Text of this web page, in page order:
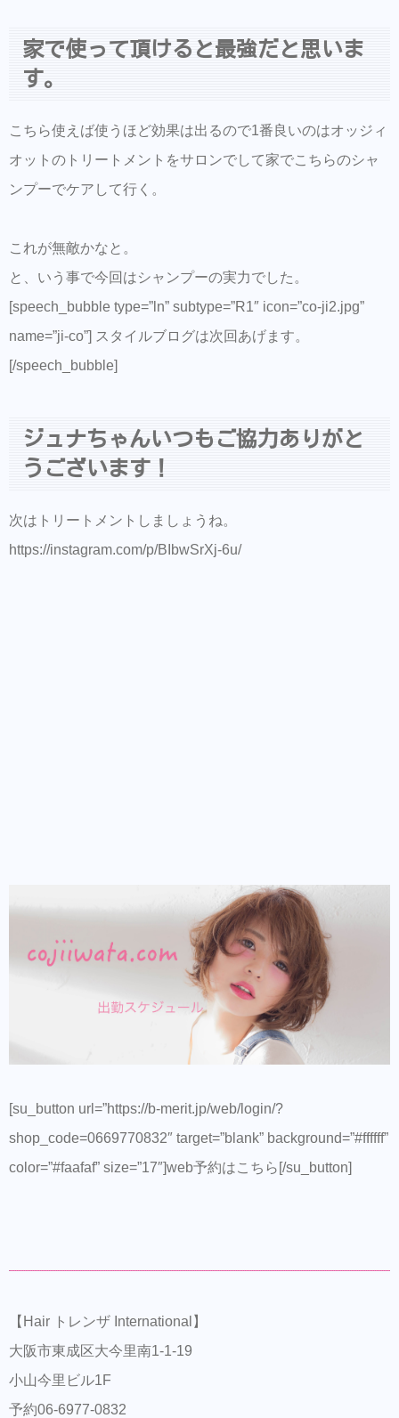
家で使って頂けると最強だと思いま
す。
こちら使えば使うほど効果は出るので1番良いのはオッジィ
オットのトリートメントをサロンでして家でこちらのシャ
ンプーでケアして行く。
これが無敵かなと。
と、いう事で今回はシャンプーの実力でした。
[speech_bubble type=”ln” subtype=”R1″ icon=”co-ji2.jpg”
name=”ji-co”] スタイルブログは次回あげます。
[/speech_bubble]
ジュナちゃんいつもご協力ありがと
うございます！
次はトリートメントしましょうね。
https://instagram.com/p/BIbwSrXj-6u/
[su_button url=”https://b-merit.jp/web/login/?
shop_code=0669770832″ target=”blank” background=”#ffffff”
color=”#faafaf” size=”17″]web予約はこちら[/su_button]
【Hair トレンザ International】
大阪市東成区大今里南1-1-19
小山今里ビル1F
予約06-6977-0832